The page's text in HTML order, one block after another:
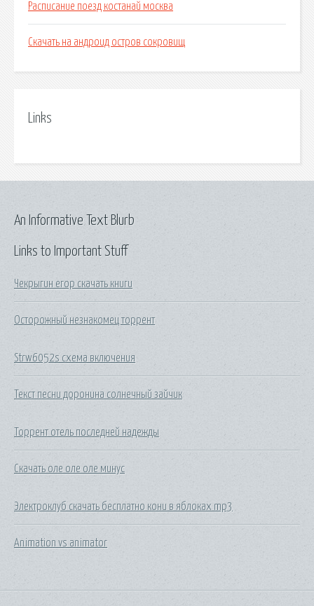
Расписание поезд костанай москва
Скачать на андроид остров сокровищ
Links
Links to Important Stuff
Чекрыгин егор скачать книги
Осторожный незнакомец торрент
Strw6052s схема включения
Текст песни доронина солнечный зайчик
Торрент отель последней надежды
Скачать оле оле оле минус
Электроклуб скачать бесплатно кони в яблоках mp3
Animation vs animator
An Informative Text Blurb